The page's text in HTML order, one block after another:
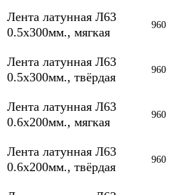
Лента латунная Л63
0.5х300мм., мягкая
960
Лента латунная Л63
0.5х300мм., твёрдая
960
Лента латунная Л63
0.6х200мм., мягкая
960
Лента латунная Л63
0.6х200мм., твёрдая
960